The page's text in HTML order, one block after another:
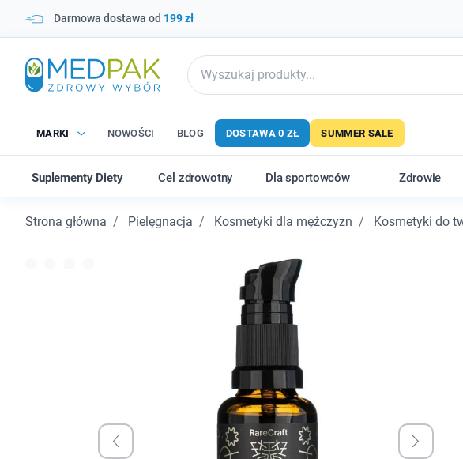
Darmowa dostawa od 199 zł
MARKI NOWOŚCI BLOG DOSTAWA 0 ZŁ SUMMER SALE
Suplementy Diety Cel zdrowotny Dla sportowców Zdrowie
Strona główna Pielęgnacja Kosmetyki dla mężczyzn Kosmetyki do